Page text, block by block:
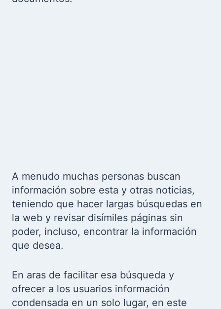
A menudo muchas personas buscan
información sobre esta y otras noticias,
teniendo que hacer largas búsquedas en
la web y revisar disímiles páginas sin
poder, incluso, encontrar la información
que desea.
En aras de facilitar esa búsqueda y
ofrecer a los usuarios información
condensada en un solo lugar, en este